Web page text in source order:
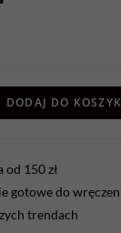
DODAJ DO
od 150 zł
gotowe do
trendach